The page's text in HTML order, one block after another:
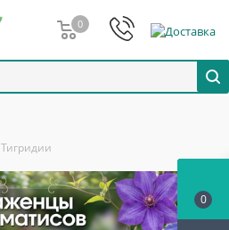
0
Тигридии
0